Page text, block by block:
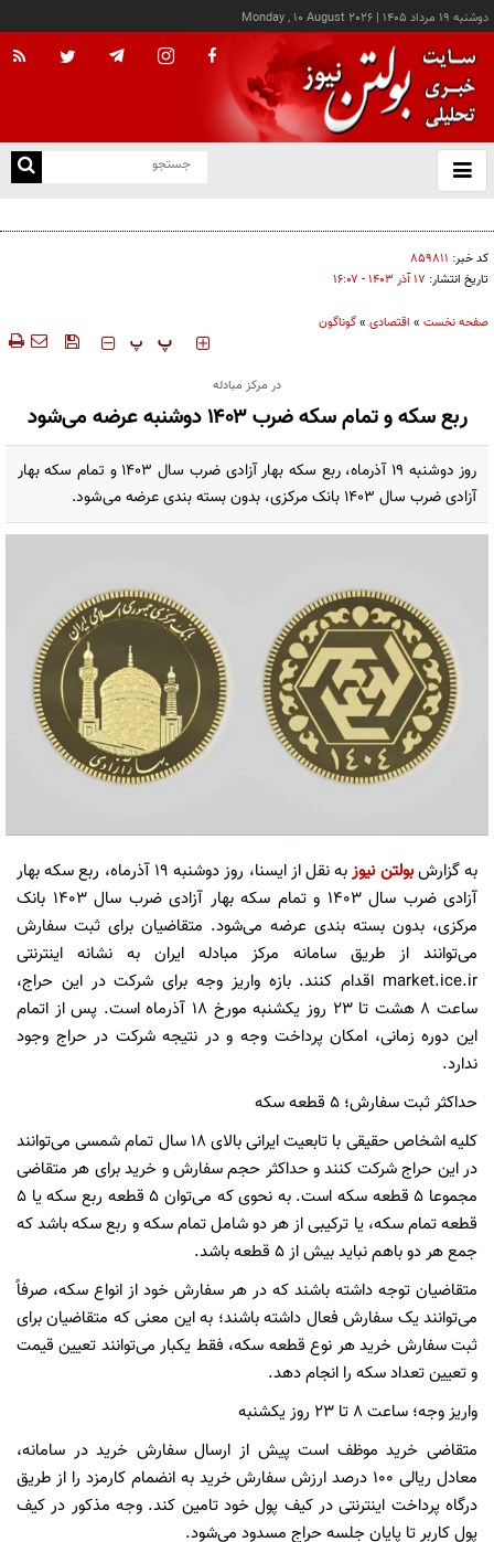
دوشنبه ۱۹ مرداد ۱۴۰۵ |
Monday , 10 August 2026
باز
و
کد خبر: ۸۵۹۸۱۱
تاریخ انتشار: ۱۷ آذر ۱۴۰۳ - ۱۶:۰۷
صفحه نخست » اقتصادی »گوناگون
‍‍‍ پ پ
در مرکز مبادله
ربع سکه و تمام سکه ضرب ۱۴۰۳ دوشنبه عرضه می‌شود
روز دوشنبه ۱۹ آذرماه، ربع سکه بهار آزادی ضرب سال ۱۴۰۳ و تمام سکه بهار
آزادی ضرب سال ۱۴۰۳ بانک مرکزی، بدون بسته بندی عرضه می‌شود.
به گزارشبولتن نیوز
به نقل از ایسنا، روز دوشنبه ۱۹ آذرماه، ربع سکه بهار
آزادی ضرب سال ۱۴۰۳ و تمام سکه بهار آزادی ضرب سال ۱۴۰۳ بانک
مرکزی، بدون بسته بندی عرضه می‌شود. متقاضیان برای ثبت سفارش
می‌توانند از طریق سامانه مرکز مبادله ایران به نشانه اینترنتی
market.ice.ir اقدام کنند. بازه واریز وجه برای شرکت در این حراج،
ساعت ۸ هشت تا ۲۳ روز یکشنبه مورخ ۱۸ آذرماه است. پس از اتمام
این دوره زمانی، امکان پرداخت وجه و در نتیجه شرکت در حراج وجود
ندارد.
حداکثر ثبت سفارش؛ ۵ قطعه سکه
کلیه اشخاص حقیقی با تابعیت ایرانی بالای ۱۸ سال تمام شمسی می‌توانند
در این حراج شرکت کنند و حداکثر حجم سفارش و خرید برای هر متقاضی
مجموعا ۵ قطعه سکه است. به نحوی که می‌توان ۵ قطعه ربع سکه یا ۵
قطعه تمام سکه، یا ترکیبی از هر دو شامل تمام سکه و ربع سکه باشد که
جمع هر دو باهم نباید بیش از ۵ قطعه باشد.
متقاضیان توجه داشته باشند که در هر سفارش خود از انواع سکه، صرفاً
می‌توانند یک سفارش فعال داشته باشند؛ به این معنی که متقاضیان برای
ثبت سفارش خرید هر نوع قطعه سکه، فقط یکبار می‌توانند تعیین قیمت
و تعیین تعداد سکه را انجام دهد.
واریز وجه؛ ساعت ۸ تا ۲۳ روز یکشنبه
متقاضی خرید موظف است پیش از ارسال سفارش خرید در سامانه،
معادل ریالی ۱۰۰ درصد ارزش سفارش خرید به انضمام کارمزد را از طریق
درگاه پرداخت اینترنتی در کیف پول خود تامین کند. وجه مذکور در کیف
پول کاربر تا پایان جلسه حراج مسدود می‌شود.